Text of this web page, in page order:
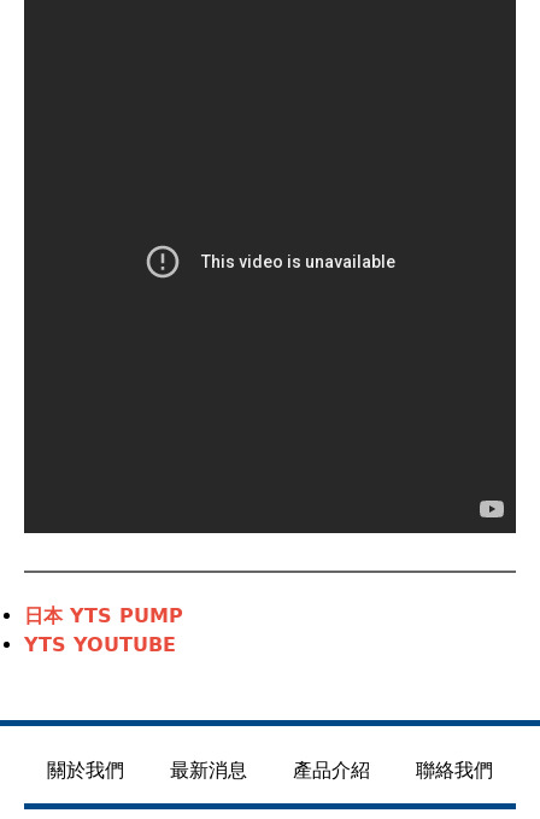
日本YTS PUMP
YTS YOUTUBE
關於我們 最新消息 產品介紹 聯絡我們